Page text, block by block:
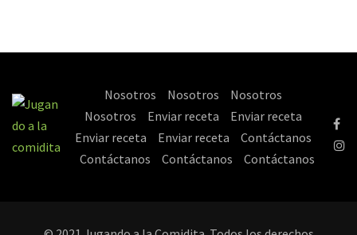
Nosotros Nosotros
Nosotros
Nosotros
Enviar receta
Enviar receta
Enviar receta
Enviar receta
Contáctanos
Contáctanos
Contáctanos Contáctanos